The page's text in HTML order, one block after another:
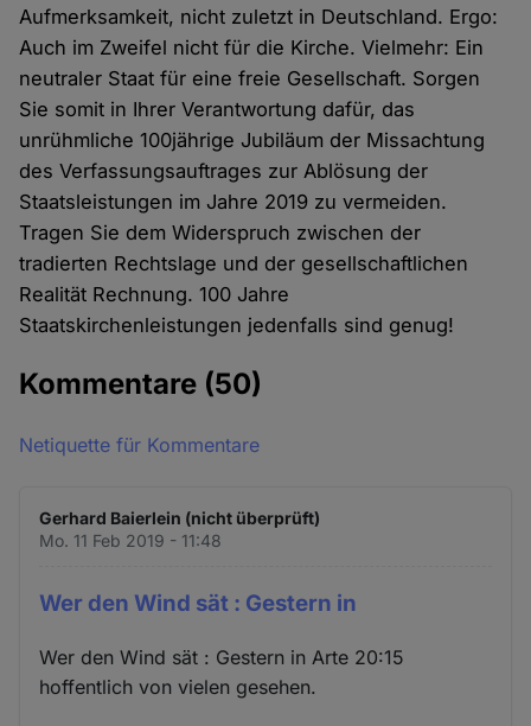
Aufmerksamkeit, nicht zuletzt in Deutschland. Ergo:
Auch im Zweifel nicht für die Kirche. Vielmehr: Ein
neutraler Staat für eine freie Gesellschaft. Sorgen
Sie somit in Ihrer Verantwortung dafür, das
unrühmliche 100jährige Jubiläum der Missachtung
des Verfassungsauftrages zur Ablösung der
Staatsleistungen im Jahre 2019 zu vermeiden.
Tragen Sie dem Widerspruch zwischen der
tradierten Rechtslage und der gesellschaftlichen
Realität Rechnung. 100 Jahre
Staatskirchenleistungen jedenfalls sind genug!
Kommentare (50)
Netiquette für Kommentare
Gerhard Baierlein (nicht überprüft)
Mo. 11 Feb 2019 - 11:48
Wer den Wind sät : Gestern in
Wer den Wind sät : Gestern in Arte 20:15
hoffentlich von vielen gesehen.